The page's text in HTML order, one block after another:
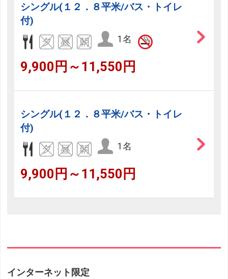
シングル(１２．８平米/バス・トイレ
付)
1名
9,900円～11,550円
シングル(１２．８平米/バス・トイレ
付)
1名
9,900円～11,550円
インターネット限定